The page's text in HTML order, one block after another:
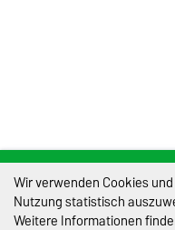
Wir verwenden Cookies
Nutzung statistisch
Weitere Informationen